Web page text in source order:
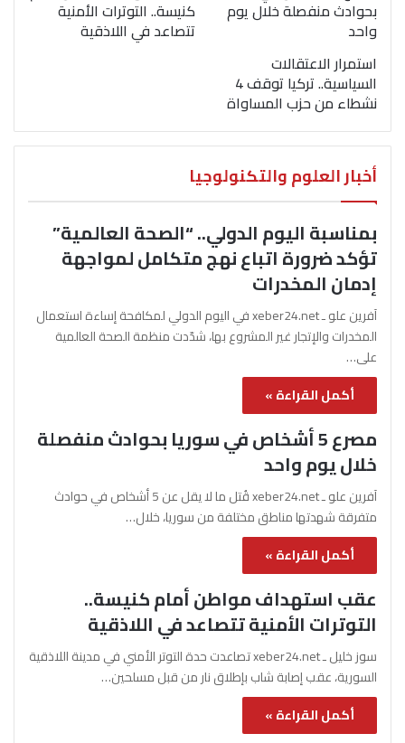
بحوادث منفصلة خلال يوم
واحد
كنيسة.. التوترات الأمنية
تتصاعد في اللاذقية
استمرار الاعتقالات
السياسية.. تركيا توقف 4
نشطاء من حزب المساواة
أخبار العلوم والتكنولوجيا
بمناسبة اليوم الدولي.. “الصحة العالمية”
تؤكد ضرورة اتباع نهج متكامل لمواجهة
إدمان المخدرات
آفرين علو ـ xeber24.net في اليوم الدولي لمكافحة إساءة استعمال
المخدرات والإتجار غير المشروع بها، شدّدت منظمة الصحة العالمية
على…
أكمل القراءة »
مصرع 5 أشخاص في سوريا بحوادث منفصلة
خلال يوم واحد
آفرين علو ـ xeber24.net قُتل ما لا يقل عن 5 أشخاص في حوادث
متفرقة شهدتها مناطق مختلفة من سوريا، خلال…
أكمل القراءة »
عقب استهداف مواطن أمام كنيسة..
التوترات الأمنية تتصاعد في اللاذقية
سوز خليل ـ xeber24.net تصاعدت حدة التوتر الأمني في مدينة اللاذقية
السورية، عقب إصابة شاب بإطلاق نار من قبل مسلحين…
أكمل القراءة »